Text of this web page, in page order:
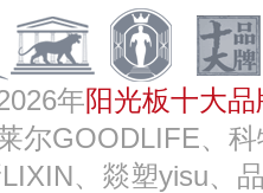
年阳光板十大
尔GOODLIFE、
、燚塑yisu、